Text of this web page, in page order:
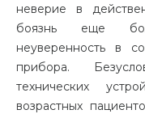
неверие в
боязнь еще
неуверенность в
прибора.
технических
возрастных